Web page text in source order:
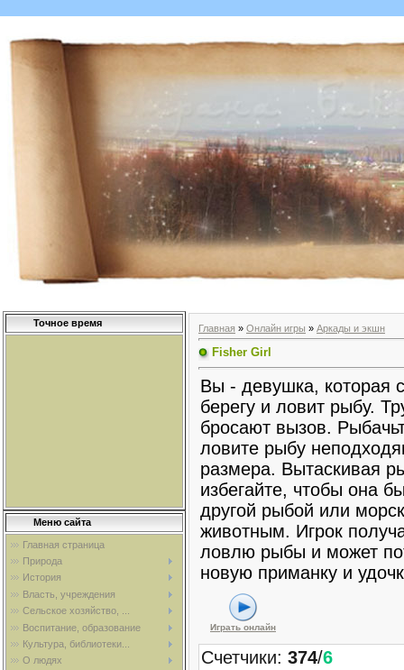
Точное время
Меню сайта
Главная страница
Природа
История
Власть, учреждения
Сельское хозяйство, ...
Воспитание, образование
Культура, библиотеки...
О людях
Главная » Онлайн игры » Аркады и экшн
Fisher Girl
Вы - девушка, которая
берегу и ловит рыбу.
бросают вызов.
ловите рыбу
размера. Вытаскивая
избегайте, чтобы она
другой рыбой или
животным. Игрок
ловлю рыбы и может
новую приманку и
Играть онлайн
Счетчики: 374/6